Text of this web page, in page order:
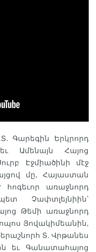
Գարեգին Երկրորդ
Ամենայն Հայոց
Էջմիածինի մէջ
մը, Հայաստան
առաջնորդ
Չափտլեյնիին՝
Թեմի առաջնորդ
Յովակիմեանին,
Տ. Վրթանես
եւ Գանատահայոց